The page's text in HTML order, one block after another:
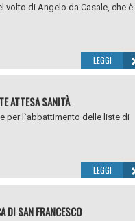
volto di Angelo da Casale, che è
LEGGI
ATTESA SANITÀ
per l`abbattimento delle liste di
LEGGI
DI SAN FRANCESCO